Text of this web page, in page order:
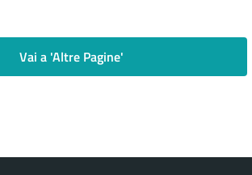
Vai a 'Altre Pagine'